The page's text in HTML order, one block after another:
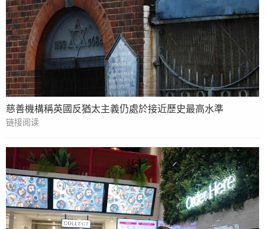
慈善機構稱英國反猶太主義仍處於接近歷史最高水準
链接阅读